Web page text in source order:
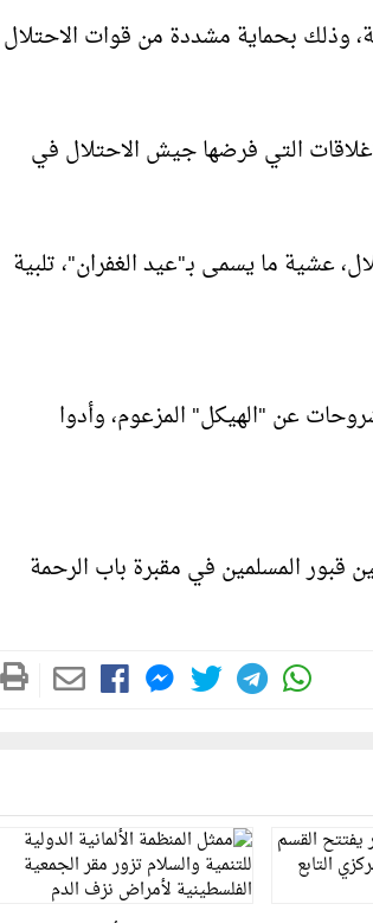
وذلك بحماية مشددة من قوات الاحتلال
التي فرضها جيش الاحتلال في
عشية ما يسمى بـ"عيد الغفران"، تلبية
عن "الهيكل" المزعوم، وأدوا
المسلمين في مقبرة باب الرحمة